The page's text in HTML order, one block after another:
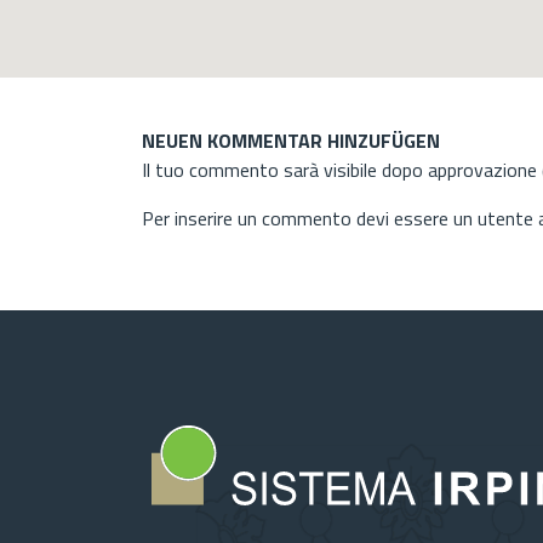
NEUEN KOMMENTAR HINZUFÜGEN
Il tuo commento sarà visibile dopo approvazione
Per inserire un commento devi essere un